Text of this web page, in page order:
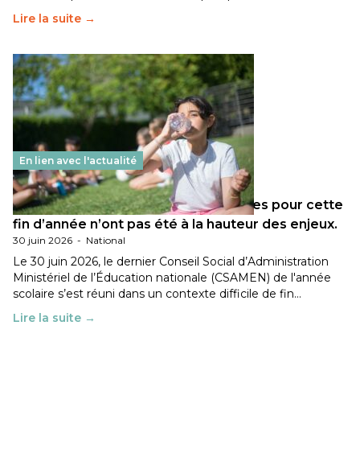
Lire la suite →
En lien avec l'actualité
Les décisions ministérielles attendues pour cette
fin d’année n’ont pas été à la hauteur des enjeux.
30 juin 2026 - National
Le 30 juin 2026, le dernier Conseil Social d’Administration
Ministériel de l’Éducation nationale (CSAMEN) de l'année
scolaire s’est réuni dans un contexte difficile de fin…
Lire la suite →